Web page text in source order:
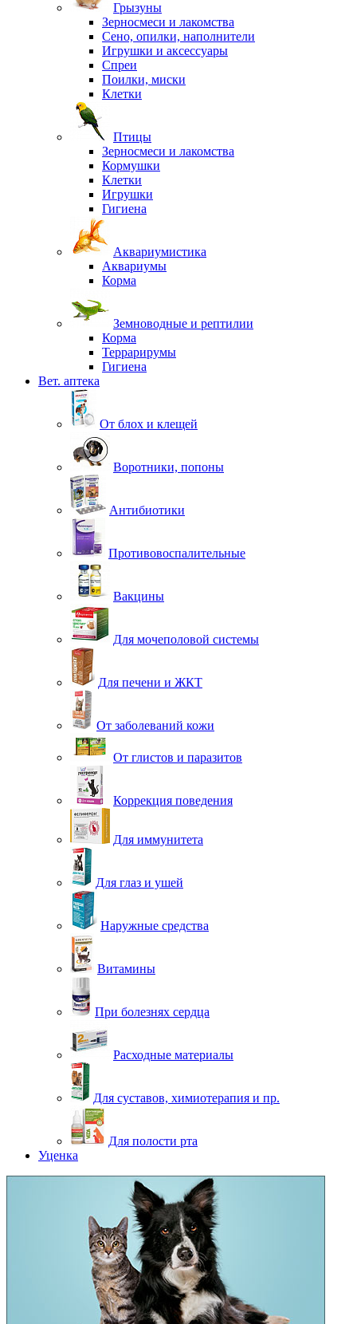
Грызуны
Зерносмеси и лакомства
Сено, опилки, наполнители
Игрушки и аксессуары
Спреи
Поилки, миски
Клетки
Птицы
Зерносмеси и лакомства
Кормушки
Клетки
Игрушки
Гигиена
Аквариумистика
Аквариумы
Корма
Земноводные и рептилии
Корма
Террарирумы
Гигиена
Вет. аптека
От блох и клещей
Воротники, попоны
Антибиотики
Противовоспалительные
Вакцины
Для мочеполовой системы
Для печени и ЖКТ
От заболеваний кожи
От глистов и паразитов
Коррекция поведения
Для иммунитета
Для глаз и ушей
Наружные средства
Витамины
При болезнях сердца
Расходные материалы
Для суставов, химиотерапия и пр.
Для полости рта
Уценка